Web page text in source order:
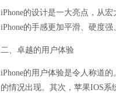
iPhone的设计是一大亮点，从
iPhone的手感更加平滑、硬度
二、卓越的用户体验
iPhone的用户体验是令人称道
的情况出现。其次，苹果IOS